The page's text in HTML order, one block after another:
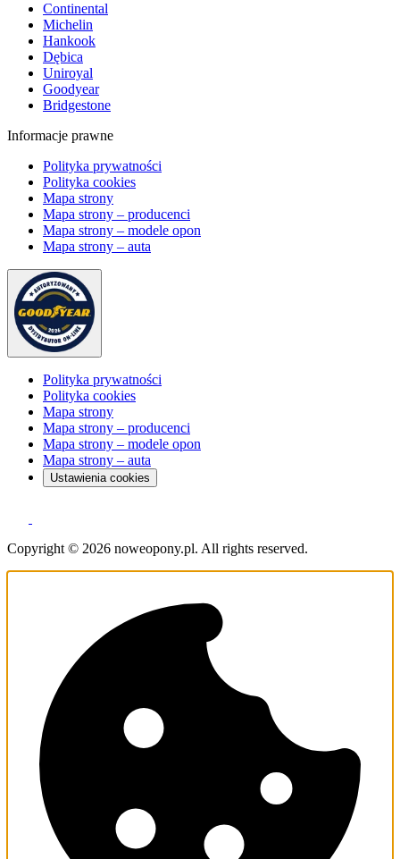
Continental
Michelin
Hankook
Dębica
Uniroyal
Goodyear
Bridgestone
Informacje prawne
Polityka prywatności
Polityka cookies
Mapa strony
Mapa strony – producenci
Mapa strony – modele opon
Mapa strony – auta
Polityka prywatności
Polityka cookies
Mapa strony
Mapa strony – producenci
Mapa strony – modele opon
Mapa strony – auta
Ustawienia cookies
Copyright © 2026 noweopony.pl. All rights reserved.